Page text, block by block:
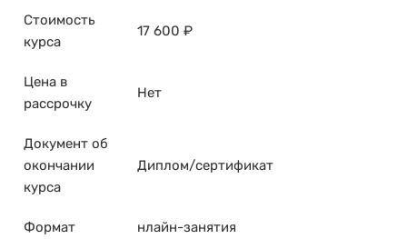
Стоимость
курса
17 600 ₽
Цена в
рассрочку
Нет
Документ об
окончании
курса
Диплом/сертификат
Формат нлайн-занятия